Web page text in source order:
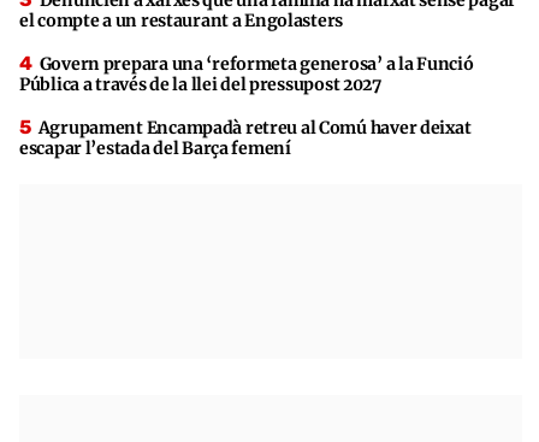
el compte a un restaurant a Engolasters
Govern prepara una ‘reformeta generosa’ a la Funció
Pública a través de la llei del pressupost 2027
Agrupament Encampadà retreu al Comú haver deixat
escapar l’estada del Barça femení